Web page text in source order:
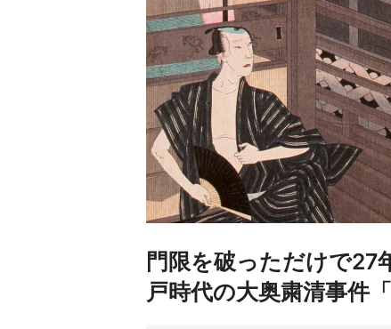
門限を破っただけで27
戸時代の大奥粛清事件